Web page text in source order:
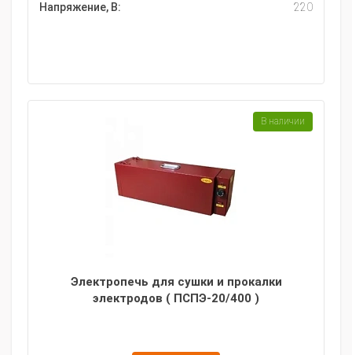
Напряжение, В:
220
Электропечь для сушки и прокалки
электродов ( ПСПЭ-20/400 )
В наличии